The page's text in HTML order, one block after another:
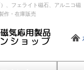
、フェライト磁石、アルニコ磁
作・在庫販売